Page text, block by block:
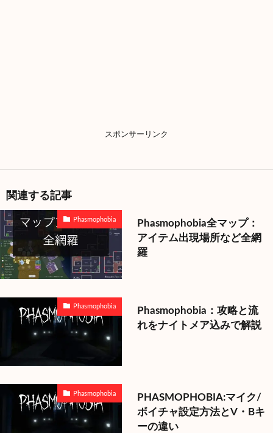
スポンサーリンク
関連する記事
Phasmophobia
Phasmophobia全マップ：
アイテム出現場所など全網
羅
Phasmophobia
Phasmophobia：攻略と流
れをナイトメア込みで解説
Phasmophobia
PHASMOPHOBIA:マイク/
ボイチャ設定方法とV・Bキ
ーの違い